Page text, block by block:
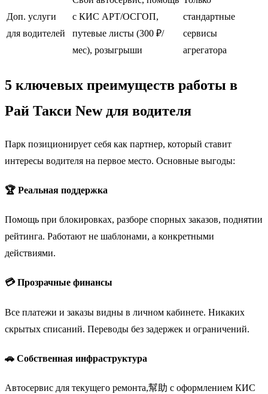
Доп. услуги
для водителей
с КИС АРТ/ОСГОП,
путевые листы (300 ₽/
мес), розыгрыши
стандартные
сервисы
агрегатора
5 ключевых преимуществ работы в
Рай Такси New для водителя
Парк позиционирует себя как партнер, который ставит
интересы водителя на первое место. Основные выгоды:
🏆 Реальная поддержка
Помощь при блокировках, разборе спорных заказов, поднятии
рейтинга. Работают не шаблонами, а конкретными
действиями.
💳 Прозрачные финансы
Все платежи и заказы видны в личном кабинете. Никаких
скрытых списаний. Переводы без задержек и ограничений.
🚗 Собственная инфраструктура
Автосервис для текущего ремонта,幫助 с оформлением КИС